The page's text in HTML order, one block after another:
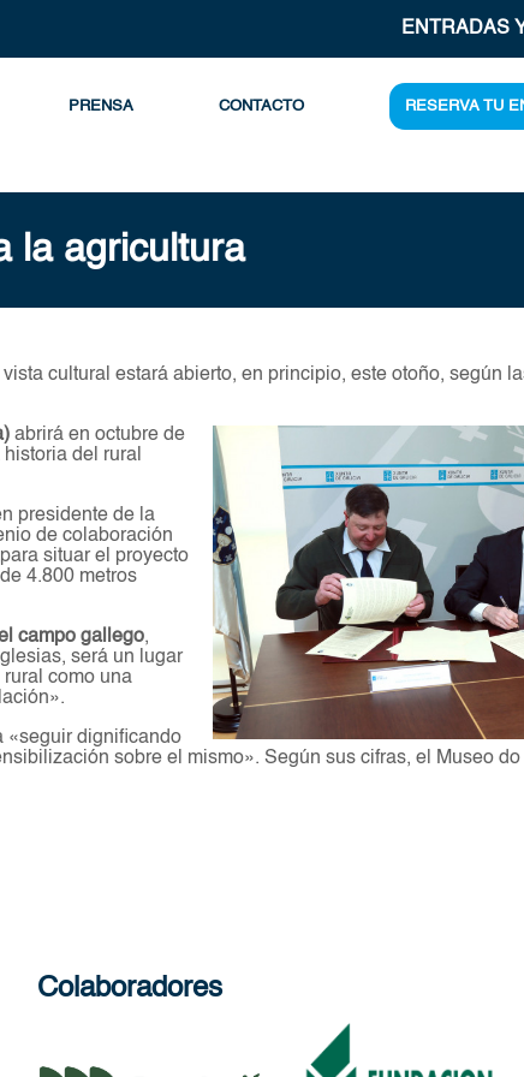
ENTRADAS
PRENSA CONTACTO RESERVA TU
la agricultura
cultural estará abierto, en principio, este otoño, según
abrirá en octubre de
del rural
presidente de la
de colaboración
para situar el proyecto
4.800 metros
campo gallego,
será un lugar
como una
«seguir dignificando
sobre el mismo». Según sus cifras, el Museo
Colaboradores